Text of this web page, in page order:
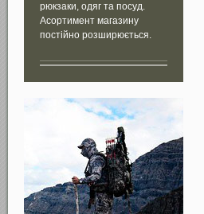
рюкзаки, одяг та посуд.
Асортимент магазину
постійно розширюється.